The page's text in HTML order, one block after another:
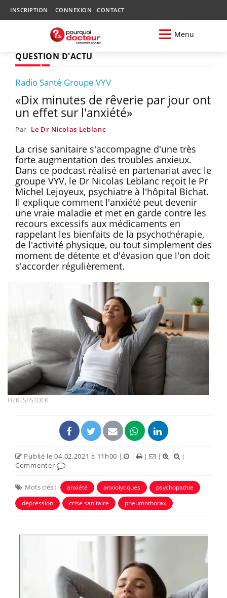
INSCRIPTION CONNEXION CONTACT
Menu
QUESTION D'ACTU
Radio Santé Groupe VYV
«Dix minutes de rêverie par jour ont
un effet sur l'anxiété»
Par Le Dr Nicolas Leblanc
La crise sanitaire s'accompagne d'une très
forte augmentation des troubles anxieux.
Dans ce podcast réalisé en partenariat avec le
groupe VYV, le Dr Nicolas Leblanc reçoit le Pr
Michel Lejoyeux, psychiatre à l'hôpital Bichat.
Il explique comment l'anxiété peut devenir
une vraie maladie et met en garde contre les
recours excessifs aux médicaments en
rappelant les bienfaits de la psychothérapie,
de l'activité physique, ou tout simplement des
moment de détente et d'évasion que l'on doit
s'accorder régulièrement.
FIZKES/ISTOCK
Publié le 04.02.2021 à 11h00 | | | |
|
Commenter
Mots clés : anxiété anxiolytiques
psychopathie
dépression
crise sanitaire pneumothorax